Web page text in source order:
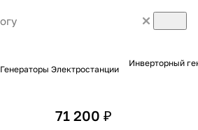
Генераторы Электростанции
Инверторный
71 200 ₽